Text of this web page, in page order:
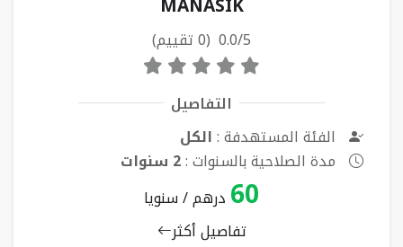
0.0/5 (0 تقييم)
التفاصيل
الفئة المستهدفة :الكل
مدة الصلاحية بالسنوات :2 سنوات
60 درهم / سنويا
تفاصيل أكثر